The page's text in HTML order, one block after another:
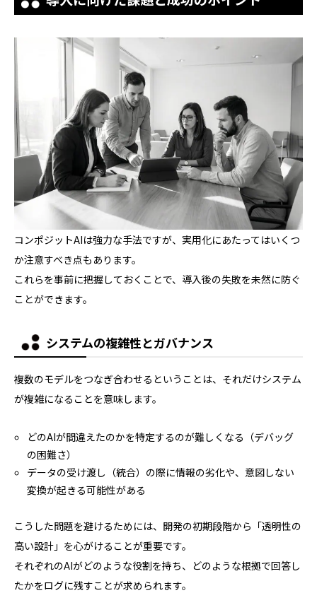
コンポジットAIは強力な手法ですが、実用化にあたってはいくつ
か注意すべき点もあります。
これらを事前に把握しておくことで、導入後の失敗を未然に防ぐ
ことができます。
システムの複雑性とガバナンス
複数のモデルをつなぎ合わせるということは、それだけシステム
が複雑になることを意味します。
どのAIが間違えたのかを特定するのが難しくなる（デバッグ
の困難さ）
データの受け渡し（統合）の際に情報の劣化や、意図しない
変換が起きる可能性がある
こうした問題を避けるためには、開発の初期段階から「透明性の
高い設計」を心がけることが重要です。
それぞれのAIがどのような役割を持ち、どのような根拠で回答し
たかをログに残すことが求められます。